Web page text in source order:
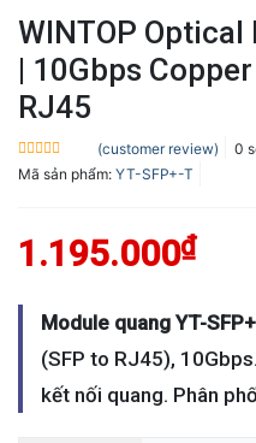
WINTOP Optical
| 10Gbps
RJ45
Rated
0.0
(customer review) 0
Mã sản phẩm: YT-SFP+-T
1.195.000₫
Module quang YT-
(SFP to RJ45),
kết nối quang. Phân